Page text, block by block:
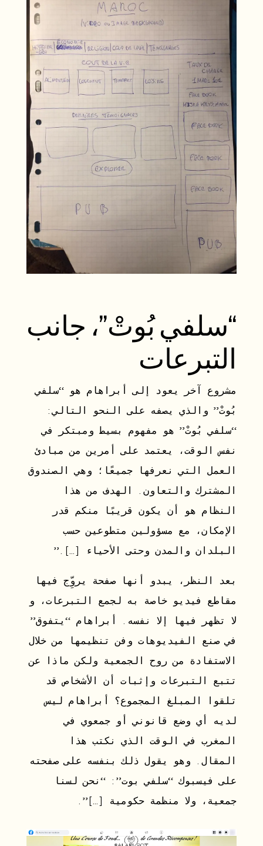
“سلفي بُوتْ”، جانب
التبرعات
مشروع آخر يعود إلى أبراهام هو “سلفي
بُوتْ” والذي يصفه على النحو التالي:
“سلفي بُوتْ” هو مفهوم بسيط ومبتكر في
نفس الوقت، يعتمد على أمرين من مبادئ
العمل التي نعرفها جميعًا؛ وهي الصندوق
المشترك والتعاون. الهدف من هذا
النظام هو أن يكون قريبًا منكم قدر
الإمكان، مع مسؤولين متطوعين حسب
البلدان والمدن وحتى الأحياء […].”
بعد النظر، يبدو أنها صفحة يروِّج فيها
مقاطع فيديو خاصة به لجمع التبرعات، و
لا تظهر فيها إلا نفسه. أبراهام “يتفوق”
في صنع الفيديوهات وفن تنظيمها من خلال
الاستفادة من روح الجمعية ولكن ماذا عن
تتبع التبرعات وإثبات أن الأشخاص قد
تلقوا المبلغ المجموع؟ أبراهام ليس
لديه أي وضع قانوني أو جمعوي في
المغرب في الوقت الذي نكتب هذا
المقال. وهو يقول ذلك بنفسه على صفحته
على فيسبوك “سلفي بوت”: “نحن لسنا
جمعية، ولا منظمة حكومية […]”.